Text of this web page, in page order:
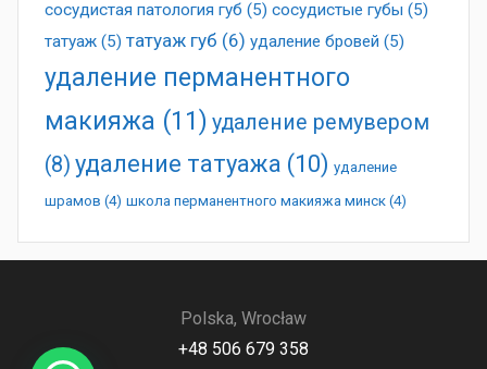
сосудистая патология губ (5) сосудистые губы (5)
татуаж (5) татуаж губ (6) удаление бровей (5)
удаление перманентного
макияжа (11) удаление ремувером
(8) удаление татуажа (10) удаление
шрамов (4) школа перманентного макияжа минск (4)
Polska, Wrocław
+48 506 679 358